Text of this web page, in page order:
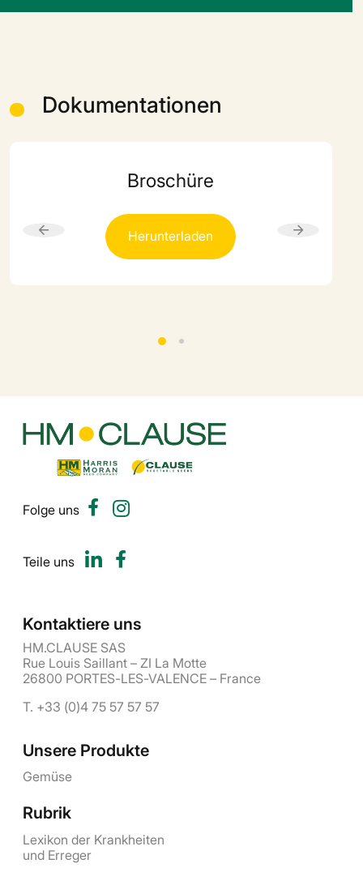
Dokumentationen
Broschüre
Herunterladen
Folge uns
Teile uns
Kontaktiere uns
HM.CLAUSE SAS
Rue Louis Saillant – ZI La Motte
26800 PORTES-LES-VALENCE – France
T. +33 (0)4 75 57 57 57
Unsere Produkte
Gemüse
Rubrik
Lexikon der Krankheiten
und Erreger